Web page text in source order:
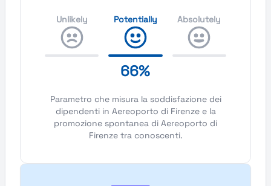
Unlikely Potentially
66%
Absolutely
Parametro che misura la soddisfazione dei
dipendenti in Aereoporto di Firenze e la
promozione spontanea di Aereoporto di
Firenze tra conoscenti.